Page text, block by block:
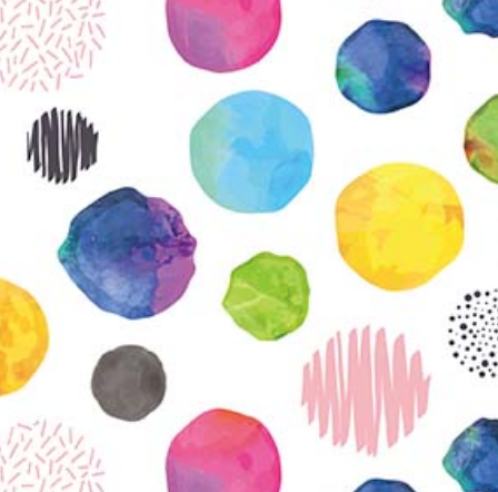
Etkö ole vielä Varhaiskasvatuksen Tietopalvelun
jäsen?
Liity tästä!